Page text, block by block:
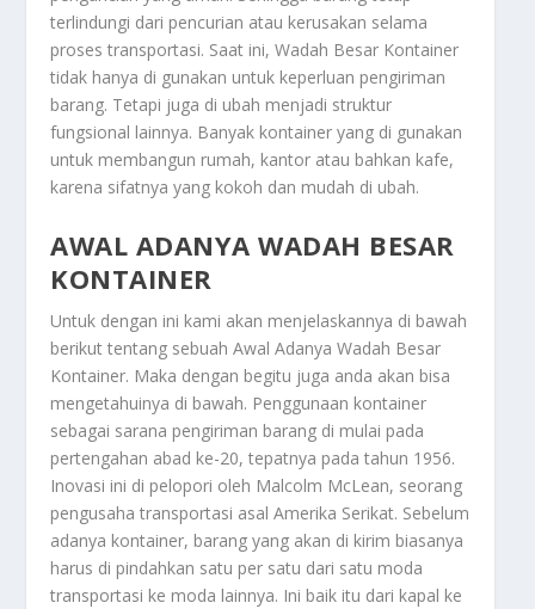
terlindungi dari pencurian atau kerusakan selama
proses transportasi. Saat ini,Wadah Besar Kontainer
tidak hanya di gunakan untuk keperluan pengiriman
barang. Tetapi juga di ubah menjadi struktur
fungsional lainnya. Banyak kontainer yang di gunakan
untuk membangun rumah, kantor atau bahkan kafe,
karena sifatnya yang kokoh dan mudah di ubah.
AWAL ADANYA WADAH BESAR
KONTAINER
Untuk dengan ini kami akan menjelaskannya di bawah
berikut tentang sebuahAwal Adanya Wadah Besar
Kontainer. Maka dengan begitu juga anda akan bisa
mengetahuinya di bawah. Penggunaan kontainer
sebagai sarana pengiriman barang di mulai pada
pertengahan abad ke-20, tepatnya pada tahun 1956.
Inovasi ini di pelopori oleh Malcolm McLean, seorang
pengusaha transportasi asal Amerika Serikat. Sebelum
adanya kontainer, barang yang akan di kirim biasanya
harus di pindahkan satu per satu dari satu moda
transportasi ke moda lainnya. Ini baik itu dari kapal ke